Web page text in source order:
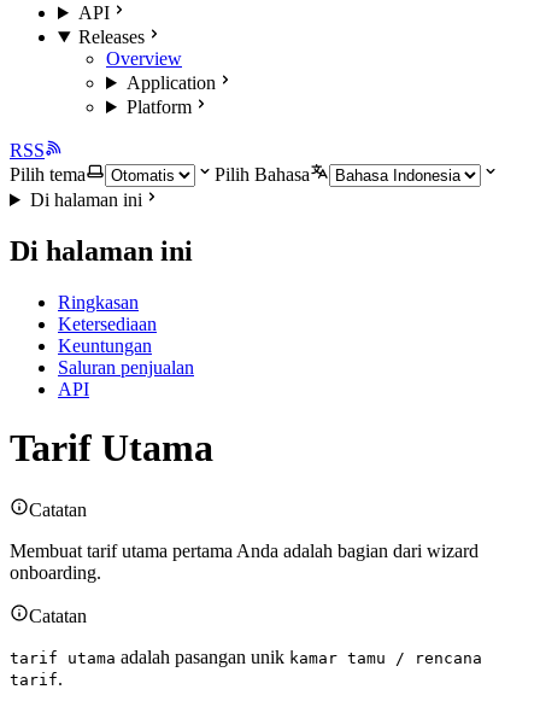
API
Releases
Overview
Application
Platform
RSS
Pilih tema
Pilih Bahasa
Di halaman ini
Di halaman ini
Ringkasan
Ketersediaan
Keuntungan
Saluran penjualan
API
Tarif Utama
Catatan
Membuat tarif utama pertama Anda adalah bagian dari wizard
onboarding.
Catatan
tarif utama adalah pasangan unik kamar tamu / rencana
tarif.